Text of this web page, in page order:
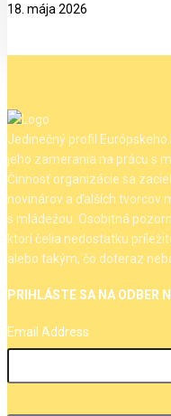
18. mája 2026
Jedinečný profil
jeho zamerania na prácu s
Činnosť organizácie sa
novinárov a ďalších tvorcov
s mládežou. Osobitná
ktorí čelia nedostatku
alebo takým, čo doteraz
PRIHLÁSTE SA NA ODBER
Email Address